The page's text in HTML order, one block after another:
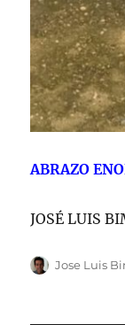
ABRAZO
JOSÉ LUIS
Autor
Jose Luis